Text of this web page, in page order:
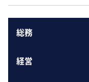
総務
経営